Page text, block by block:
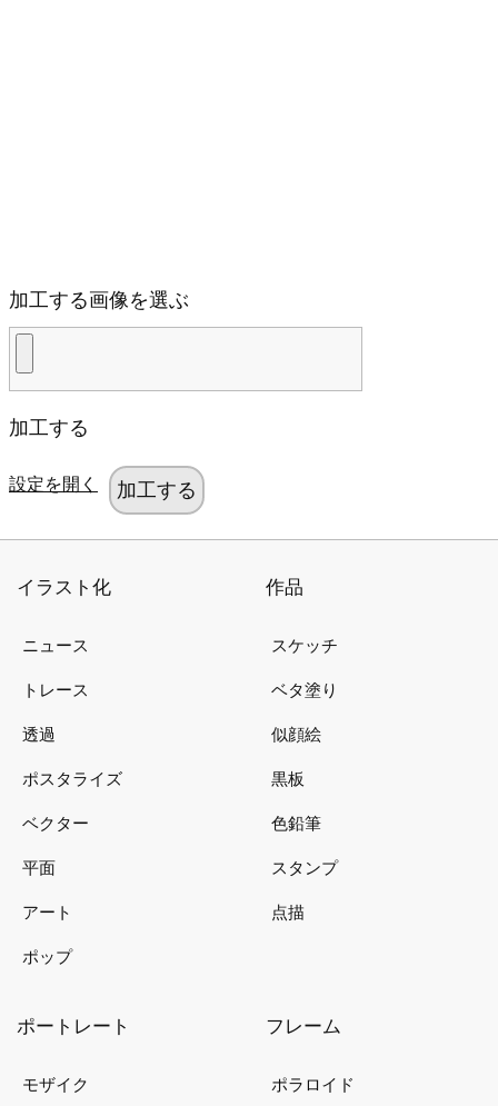
加工する画像を選ぶ
加工する
設定を開く
イラスト化
ニュース
トレース
透過
ポスタライズ
ベクター
平面
アート
ポップ
作品
スケッチ
ベタ塗り
似顔絵
黒板
色鉛筆
スタンプ
点描
ポートレート
モザイク
フレーム
ポラロイド